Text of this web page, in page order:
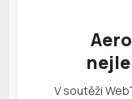
V soutěži